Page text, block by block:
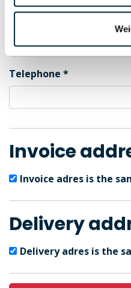
Telephone
Invoice
Invoice adres is the
Delivery
Delivery adres is the